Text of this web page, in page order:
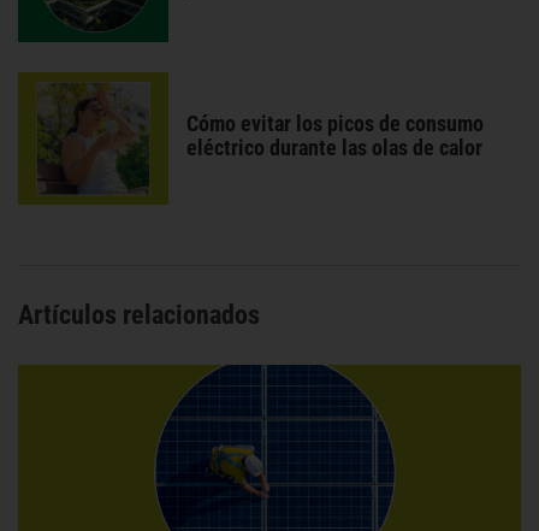
Cómo evitar los picos de consumo
eléctrico durante las olas de calor
Artículos relacionados